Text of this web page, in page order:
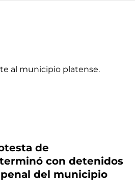
de
con detenidos
del municipio